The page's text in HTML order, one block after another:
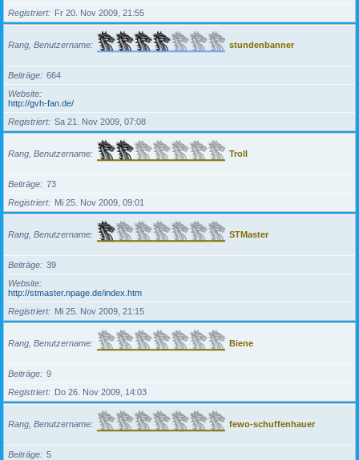
Registriert
Fr 20. Nov 2009, 21:55
Rang, Benutzername stundenbanner
Beiträge
664
Website
http://gvh-fan.de/
Registriert
Sa 21. Nov 2009, 07:08
Rang, Benutzername Troll
Beiträge
73
Registriert
Mi 25. Nov 2009, 09:01
Rang, Benutzername STMaster
Beiträge
39
Website
http://stmaster.npage.de/index.htm
Registriert
Mi 25. Nov 2009, 21:15
Rang, Benutzername Biene
Beiträge
9
Registriert
Do 26. Nov 2009, 14:03
Rang, Benutzername fewo-schuffenhauer
Beiträge
5